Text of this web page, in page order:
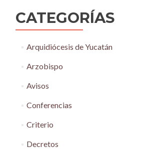
CATEGORÍAS
Arquidiócesis de Yucatán
Arzobispo
Avisos
Conferencias
Criterio
Decretos